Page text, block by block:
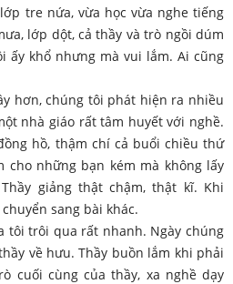
tre nứa, vừa học vừa nghe tiếng
lớp dột, cả thầy và trò ngồi dúm
ấy khổ nhưng mà vui lắm. Ai cũng
chúng tôi phát hiện ra nhiều
nhà giáo rất tâm huyết với nghề.
hồ, thậm chí cả buổi chiều thứ
cho những bạn kém mà không lấy
giảng thật chậm, thật kĩ. Khi
sang bài khác.
trôi qua rất nhanh. Ngày chúng
về hưu. Thầy buồn lắm khi phải
cuối cùng của thầy, xa nghề dạy